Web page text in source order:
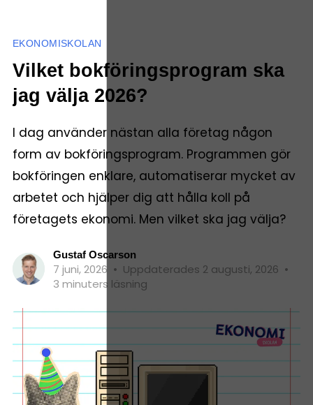
EKONOMISKOLAN
Vilket bokföringsprogram ska
jag välja 2026?
I dag använder nästan alla företag någon
form av bokföringsprogram. Programmen gör
bokföringen enklare, automatiserar mycket av
arbetet och hjälper dig att hålla koll på
företagets ekonomi. Men vilket ska jag välja?
Gustaf Oscarson
7 juni, 2026 • Uppdaterades 2 augusti, 2026 •
3 minuters läsning